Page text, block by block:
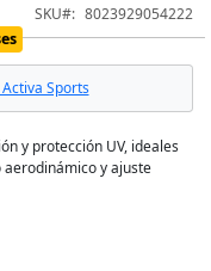
SKU
8023929054222
Sports
y protección UV, ideales
y ajuste